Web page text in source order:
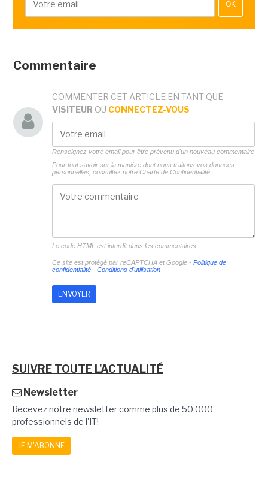
OK
Commentaire
COMMENTER CET ARTICLE EN TANT QUE
VISITEUR OU CONNECTEZ-VOUS
Renseignez votre email pour être prévenu d'un nouveau commentaire
Pour tout savoir sur la manière dont nous traitons vos données
personnelles, consultez notre Charte de Confidentialité.
Le code HTML est interdit dans les commentaires
Ce site est protégé par reCAPTCHA et Google - Politique de
confidentialité- Conditions d'utilisation
SUIVRE TOUTE L'ACTUALITÉ
Newsletter
Recevez notre newsletter comme plus de 50 000
professionnels de l'IT!
JE M'ABONNE